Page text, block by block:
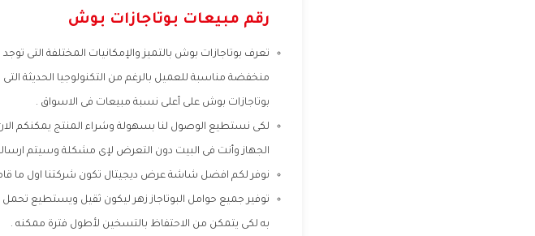
رقم مبيعات بوتاجازات بوش
تعرف بوتاجازات بوش بالتميز والإمكانيات المختلفة التى
منخفضة مناسبة للعميل بالرغم من التكنولوجيا الحديثة
بوتاجازات بوش على أعلى نسبة مبيعات فى الاسواق .
لكى نستطيع الوصول لنا بسهولة وشراء المنتج يمكنكم الان
الجهاز وأنت فى البيت دون التعرض لإى مشكلة وسيتم ارساله لحد باب
نوفر لكم افضل شاشة عرض ديجيتال تكون شركتنا اول ما
توفير جميع حوامل البوتاجاز زهر ليكون ثقيل ويستطيع
به لكى يتمكن من الاحتفاظ بالتسخين لأطول فترة ممكنه .